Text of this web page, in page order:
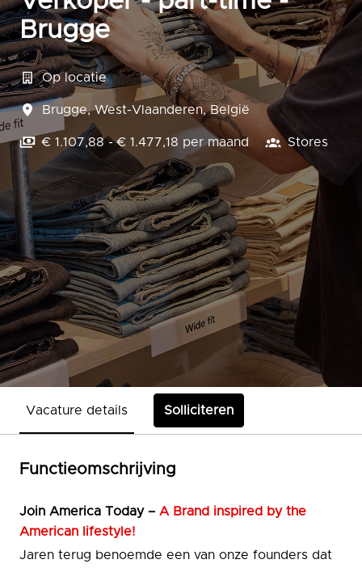
Brugge
Op locatie
Brugge, West-Vlaanderen, België
€ 1.107,88 - € 1.477,18 per maand Stores
Vacature details Solliciteren
Functieomschrijving
Join America Today – A Brand inspired by the
American lifestyle!
Jaren terug benoemde een van onze founders dat